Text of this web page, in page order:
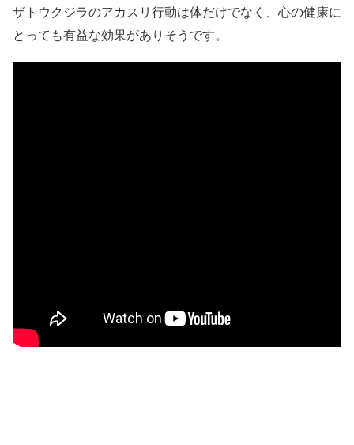
ザトウクジラのアカスリ行動は体だけでなく、心の健康に
とっても有益な効果がありそうです。